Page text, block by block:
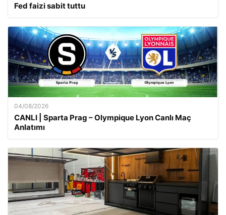
Fed faizi sabit tuttu
04/08/2026
CANLI | Sparta Prag – Olympique Lyon Canlı Maç
Anlatımı